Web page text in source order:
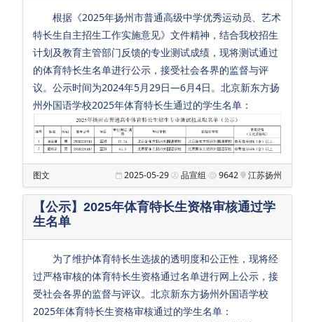
支
持
生
活
保
障
党
团
工
会
生
招
聘
根据《2025年扬州市普通高级中学优秀运动员、艺术
特长生自主招生工作实施意见》文件精神，结合我校招生
计划及教育主管部门反馈的专业测试成绩，现将测试通过
的体育特长生名单进行公示，接受社会各界的监督与评
议。公示时间为2024年5月29日—6月4日。北京新东方扬
州外国语学校2025年体育特长生通过的学生名单：
图文 2025-05-29 品宣组 9642 江苏扬州
【公示】2025年体育特长生资格审核通过学
生名单
为了维护体育特长生选拔的透明度和公正性，现将经
过严格审核的体育特长生资格通过名单进行网上公示，接
受社会各界的监督与评议。北京新东方扬州外国语学校
2025年体育特长生资格审核通过的学生名单：